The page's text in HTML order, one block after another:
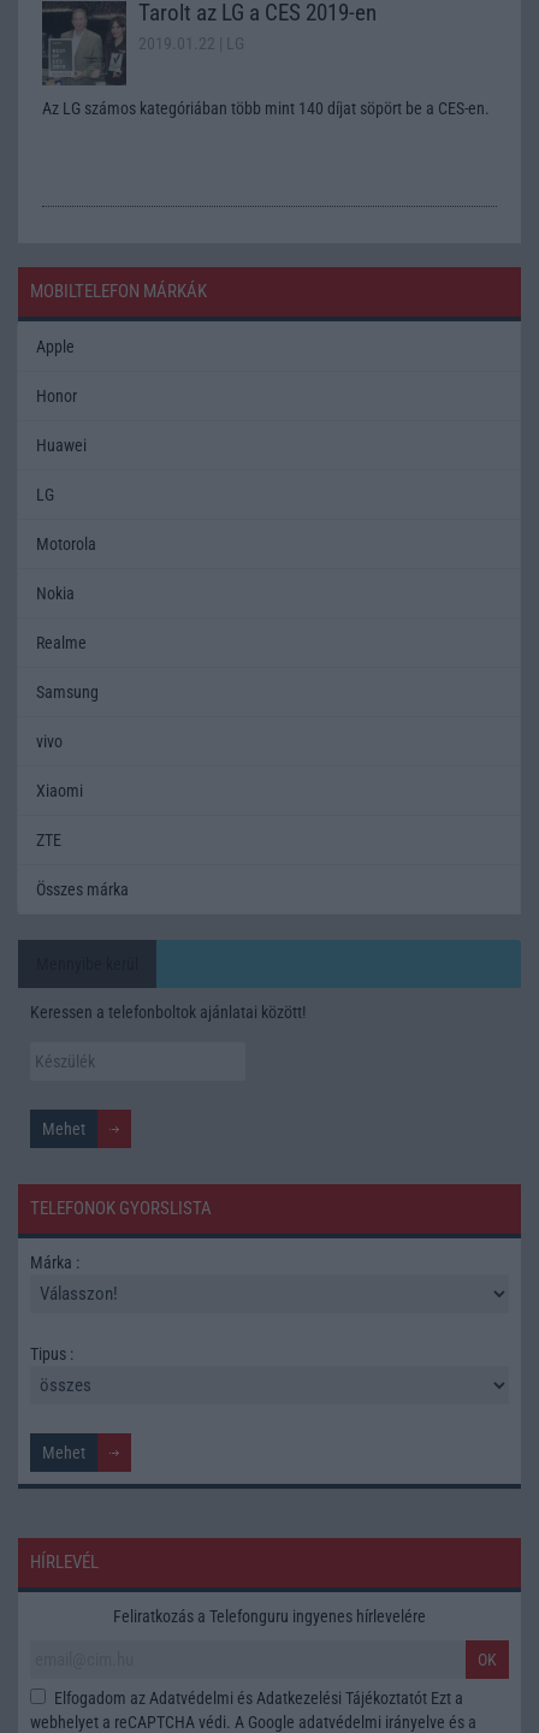
Tarolt az LG a CES 2019-en
2019.01.22 | LG
Az LG számos kategóriában több mint 140 díjat söpört be a CES-en.
MOBILTELEFON MÁRKÁK
Apple
Honor
Huawei
LG
Motorola
Nokia
Realme
Samsung
vivo
Xiaomi
ZTE
Összes márka
Keressen a telefonboltok ajánlatai között!
TELEFONOK GYORSLISTA
Márka :
Tipus :
HÍRLEVÉL
Feliratkozás a Telefonguru ingyenes hírlevelére
OK
Elfogadom az Adatvédelmi és Adatkezelési Tájékoztatót Ezt a
webhelyet a reCAPTCHA védi. A Google adatvédelmi irányelve és a